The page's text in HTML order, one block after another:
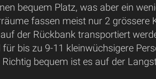
bequem Platz, was aber ein
fassen meist nur 2 grössere
der Rückbank transportiert
bis zu 9-11 kleinwüchsigere
bequem ist es auf der